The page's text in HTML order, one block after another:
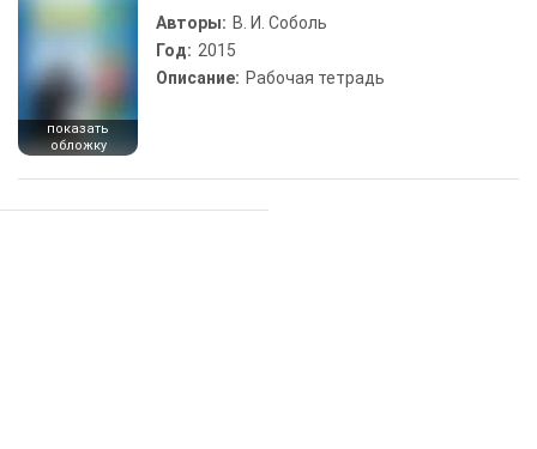
показать
обложку
Авторы: В. И. Соболь
Год: 2015
Описание: Рабочая тетрадь